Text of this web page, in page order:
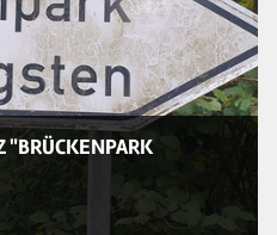
"BRÜCKENPARK